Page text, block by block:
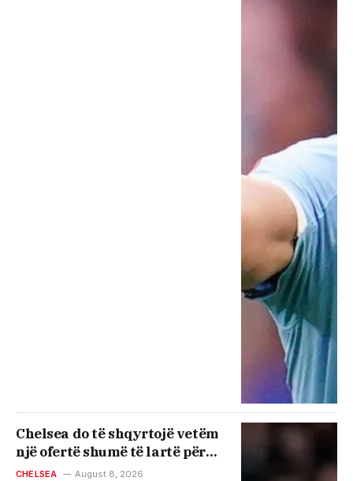
Chelsea do të shqyrtojë vetëm
një ofertë shumë të lartë për
yllin e ekipit, pavarësisht
CHELSEA August 8, 2026